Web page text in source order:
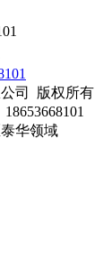
司 版权所有
华领域